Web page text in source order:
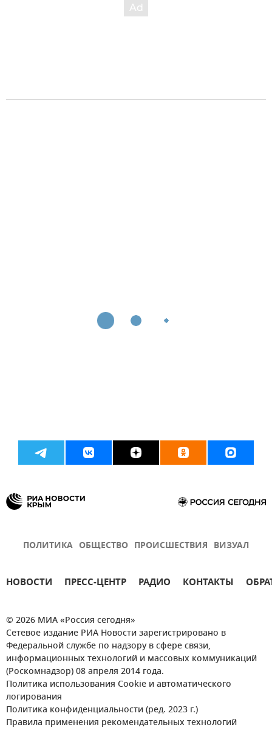
ПОЛИТИКА ОБЩЕСТВО ПРОИСШЕСТВИЯ ВИЗУАЛ
НОВОСТИ ПРЕСС-ЦЕНТР РАДИО КОНТАКТЫ
© 2026 МИА «Россия сегодня»
Сетевое издание РИА Новости зарегистрировано в
Федеральной службе по надзору в сфере связи,
информационных технологий и массовых коммуникаций
(Роскомнадзор) 08 апреля 2014 года.
Политика использования Cookie и автоматического
логирования
Политика конфиденциальности (ред. 2023 г.)
Правила применения рекомендательных технологий